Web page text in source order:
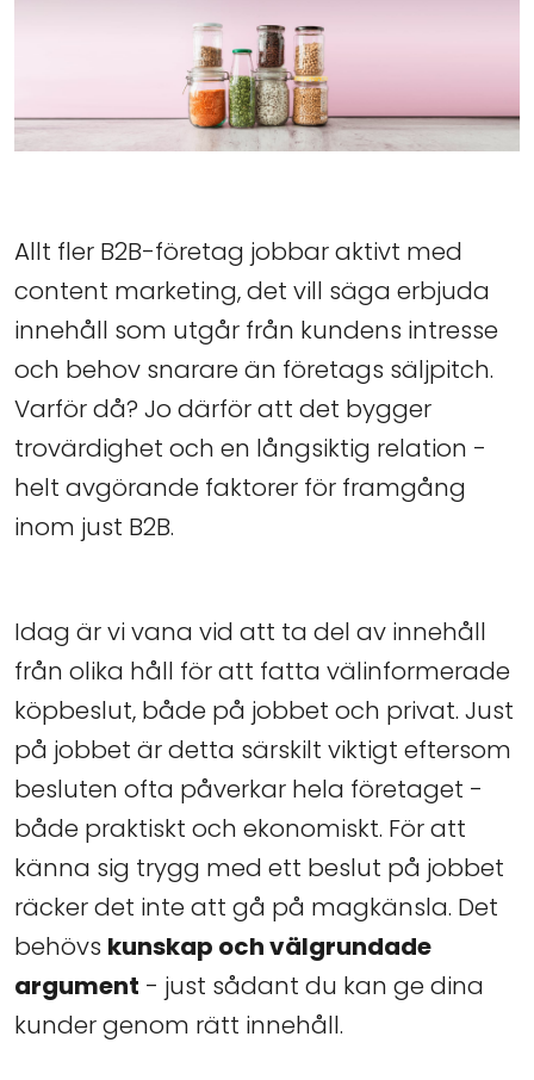
Allt fler B2B-företag jobbar aktivt med
content marketing, det vill säga erbjuda
innehåll som utgår från kundens intresse
och behov snarare än företags säljpitch.
Varför då? Jo därför att det bygger
trovärdighet och en långsiktig relation -
helt avgörande faktorer för framgång
inom just B2B.
Idag är vi vana vid att ta del av innehåll
från olika håll för att fatta välinformerade
köpbeslut, både på jobbet och privat. Just
på jobbet är detta särskilt viktigt eftersom
besluten ofta påverkar hela företaget -
både praktiskt och ekonomiskt. För att
känna sig trygg med ett beslut på jobbet
räcker det inte att gå på magkänsla. Det
behövs kunskap och välgrundade
argument - just sådant du kan ge dina
kunder genom rätt innehåll.